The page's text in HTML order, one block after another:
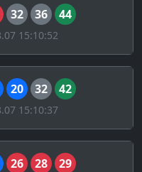
32 36 44
15:10:52
20 32 42
15:10:37
26 28 29